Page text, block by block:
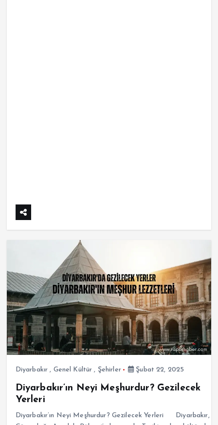
Diyarbakır , Genel Kültür , Şehirler Şubat 22, 2025
Diyarbakır’ın Neyi Meşhurdur? Gezilecek
Yerleri
Diyarbakır’ın Neyi Meşhurdur? Gezilecek Yerleri Diyarbakır,